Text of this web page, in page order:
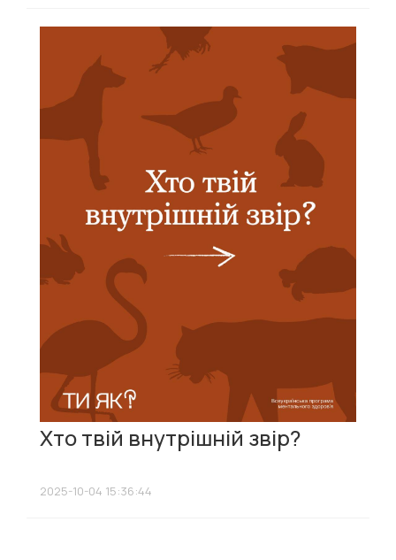
Хто твій внутрішній звір?
2025-10-04 15:36:44